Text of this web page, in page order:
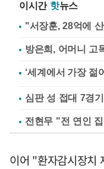
이시간 핫뉴스
"서장훈, 28억에
방은희, 어머니 고
심판 성 접대 7경
전현무 "전 연인
이어 "환자감시장치